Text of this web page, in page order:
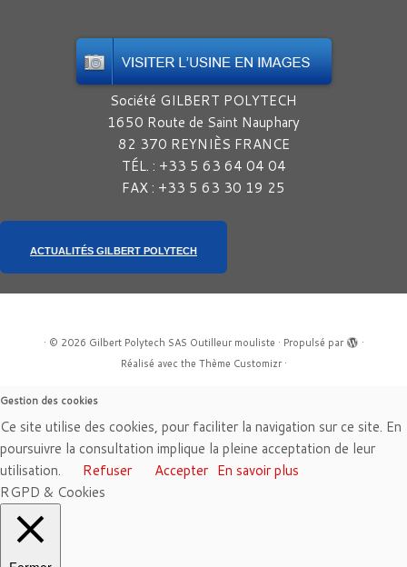
Société GILBERT POLYTECH
1650 Route de Saint Nauphary
82 370 REYNIÈS FRANCE
TÉL. : +33 5 63 64 04 04
FAX : +33 5 63 30 19 25
ACTUALITÉS GILBERT POLYTECH
· © 2026 Gilbert Polytech SAS Outilleur mouliste · Propulsé par
·
Réalisé avec the Thème Customizr·
Gestion des cookies
Ce site utilise des cookies, pour faciliter la navigation sur ce site. En
poursuivre la consultation implique la pleine acceptation de leur
utilisation.
Refuser Accepter En savoir plus
RGPD & Cookies